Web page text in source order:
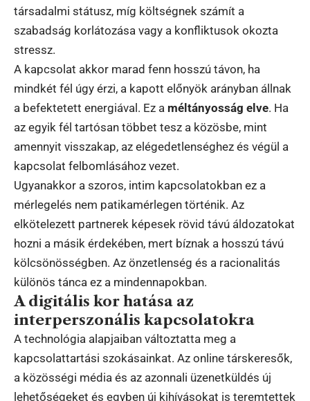
társadalmi státusz, míg költségnek számít a
szabadság korlátozása vagy a konfliktusok okozta
stressz.
A kapcsolat akkor marad fenn hosszú távon, ha
mindkét fél úgy érzi, a kapott előnyök arányban állnak
a befektetett energiával. Ez a méltányosság elve. Ha
az egyik fél tartósan többet tesz a közösbe, mint
amennyit visszakap, az elégedetlenséghez és végül a
kapcsolat felbomlásához vezet.
Ugyanakkor a szoros, intim kapcsolatokban ez a
mérlegelés nem patikamérlegen történik. Az
elkötelezett partnerek képesek rövid távú áldozatokat
hozni a másik érdekében, mert bíznak a hosszú távú
kölcsönösségben. Az önzetlenség és a racionalitás
különös tánca ez a mindennapokban.
A digitális kor hatása az
interperszonális kapcsolatokra
A technológia alapjaiban változtatta meg a
kapcsolattartási szokásainkat. Az online társkeresők,
a közösségi média és az azonnali üzenetküldés új
lehetőségeket és egyben új kihívásokat is teremtettek